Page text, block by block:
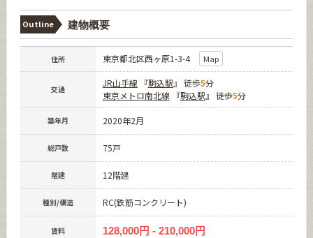
Outline 建物概要
住所 東京都北区西ヶ原1-3-4 Map
交通
JR山手線『駒込駅』 徒歩5分
東京メトロ南北線『駒込駅』 徒歩5分
築年月 2020年2月
総戸数 75戸
階建 12階建
種別/構造 RC(鉄筋コンクリート)
賃料 128,000円 - 210,000円